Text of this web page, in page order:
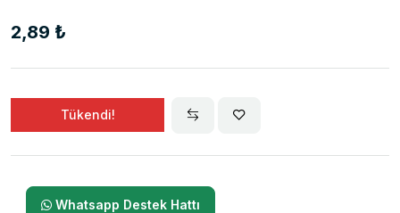
2,89 ₺
Tükendi!
Whatsapp Destek Hattı